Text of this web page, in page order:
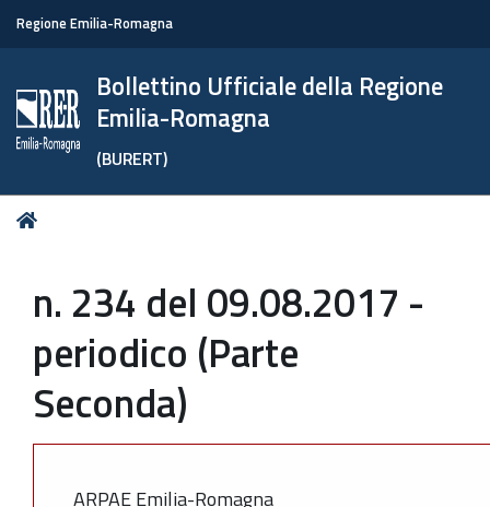
Regione Emilia-Romagna
Bollettino Ufficiale della Regione
Emilia-Romagna
(BURERT)
Tu
n. 234 del 09.08.2017 -
periodico (Parte
Seconda)
ARPAE Emilia-Romagna